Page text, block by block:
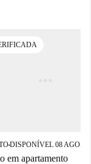
■DISPONÍVEL 08
em apartamento